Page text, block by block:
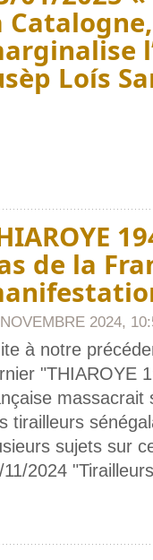
Loís
de la
2024,
à notre
"THIAROYE
massacrait
tirailleurs
sujets sur
11/2024